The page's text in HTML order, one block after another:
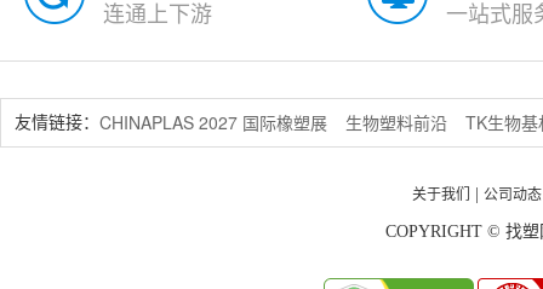
连通上下游
一站式服
友情链接： CHINAPLAS 2027 国际橡塑展 生物塑料前沿 TK生物
关于我们 公司动态
COPYRIGHT © 找塑